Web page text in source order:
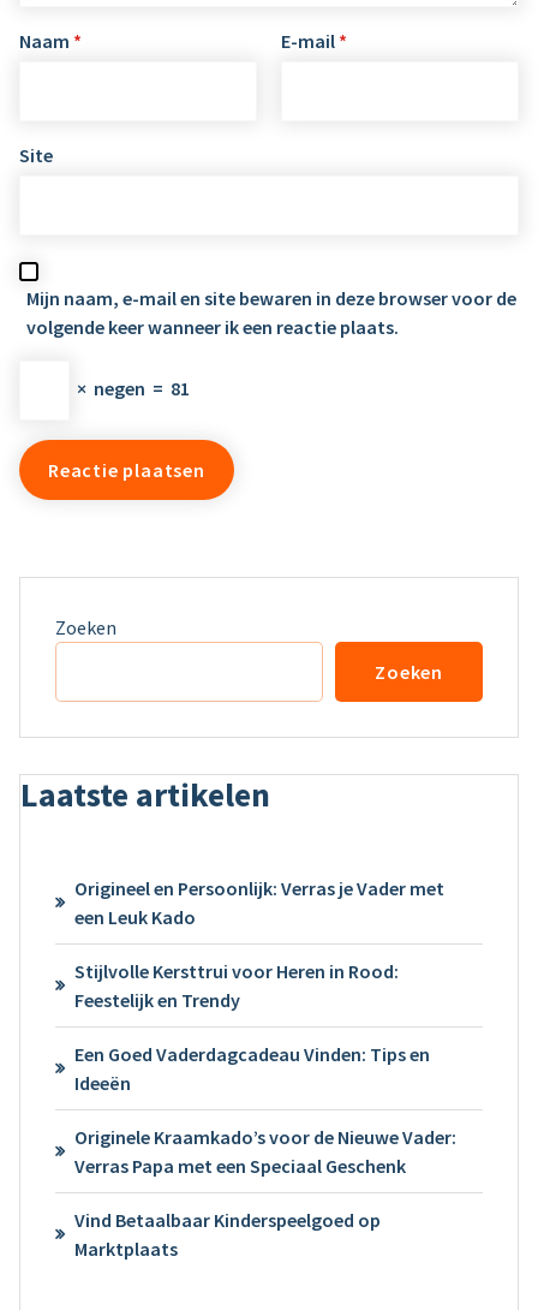
Naam * E-mail *
Site
Mijn naam, e-mail en site bewaren in deze browser voor de
volgende keer wanneer ik een reactie plaats.
× negen = 81
Zoeken
Zoeken
Laatste artikelen
Origineel en Persoonlijk: Verras je Vader met
een Leuk Kado
Stijlvolle Kersttrui voor Heren in Rood:
Feestelijk en Trendy
Een Goed Vaderdagcadeau Vinden: Tips en
Ideeën
Originele Kraamkado’s voor de Nieuwe Vader:
Verras Papa met een Speciaal Geschenk
Vind Betaalbaar Kinderspeelgoed op
Marktplaats